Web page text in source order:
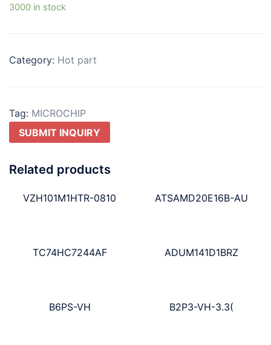
3000 in stock
Category: Hot part
Tag: MICROCHIP
SUBMIT INQUIRY
Related products
VZH101M1HTR-0810 ATSAMD20E16B-AU
TC74HC7244AF ADUM141D1BRZ
B6PS-VH B2P3-VH-3.3(